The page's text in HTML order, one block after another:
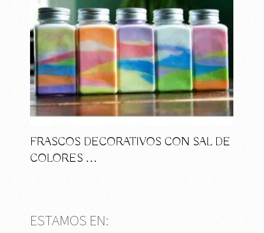
FRASCOS DECORATIVOS CON SAL DE
COLORES …
ESTAMOS EN: